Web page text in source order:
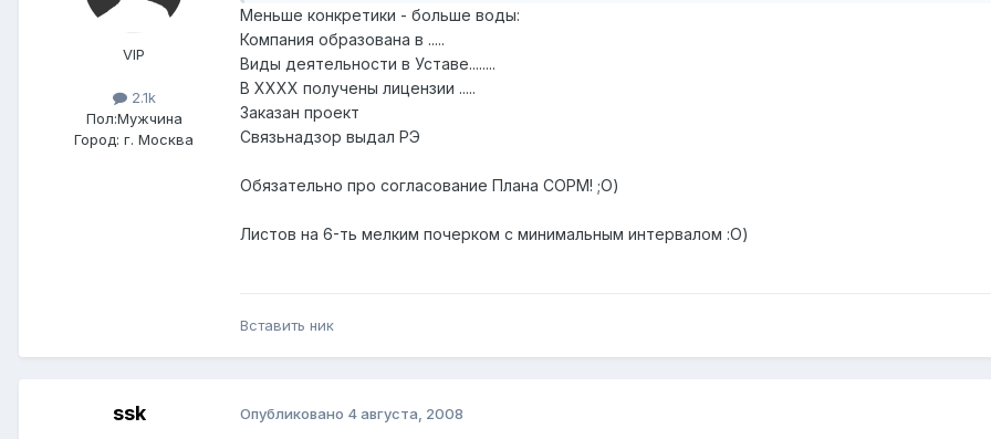
VIP
2.1k
Пол:Мужчина
Город: г. Москва
Меньше конкретики - больше воды:
Компания образована в .....
Виды деятельности в Уставе........
В ХХХХ получены лицензии .....
Заказан проект
Связьнадзор выдал РЭ
Обязательно про согласование Плана СОРМ! ;О)
Листов на 6-ть мелким почерком с минимальным интервалом :О)
Вставить ник
ssk Опубликовано 4 августа, 2008